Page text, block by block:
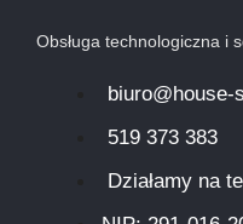
Obsługa technologiczna i
biuro@house-
519 373 383
Działamy na